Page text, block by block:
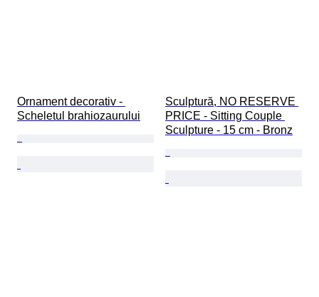
Ornament decorativ -
Scheletul brahiozaurului
Sculptură, NO RESERVE
PRICE - Sitting Couple
Sculpture - 15 cm - Bronz